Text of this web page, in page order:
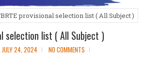
provisional selection list ( All Subject )
selection list ( All Subject )
JULY 24, 2024 NO COMMENTS